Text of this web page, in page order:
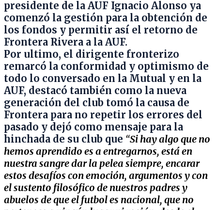
presidente de la AUF Ignacio Alonso ya
comenzó la gestión para la obtención de
los fondos y permitir así el retorno de
Frontera Rivera a la AUF.
Por ultimo, el dirigente fronterizo
remarcó la conformidad y optimismo de
todo lo conversado en la Mutual y en la
AUF, destacó también como la nueva
generación del club tomó la causa de
Frontera para no repetir los errores del
pasado y dejó como mensaje para la
hinchada de su club que “Si hay algo que no
hemos aprendido es a entregarnos, está en
nuestra sangre dar la pelea siempre, encarar
estos desafíos con emoción, argumentos y con
el sustento filosófico de nuestros padres y
abuelos de que el futbol es nacional, que no